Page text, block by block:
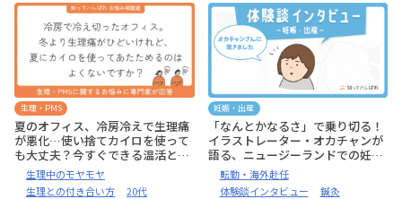
生理・PMS
夏のオフィス、冷房冷えで生理痛
が悪化…使い捨てカイロを使って
も大丈夫？今すぐできる温活とセ
ルフケアを教えて【助産師監修:お
悩み相談室】
生理中のモヤモヤ
生理との付き合い方
20代
妊娠・出産
「なんとかなるさ」で乗り切る！
イラストレーター・オカチャンが
語る、ニュージーランドでの妊
娠、出産体験談【体験談インタビ
ュー】
転勤・海外赴任
体験談インタビュー
鍼灸